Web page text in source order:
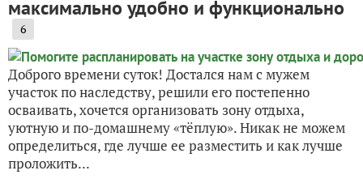
максимально удобно и функционально
6
Доброго времени суток! Достался нам с мужем
участок по наследству, решили его постепенно
осваивать, хочется организовать зону отдыха,
уютную и по-домашнему «тёплую». Никак не можем
определиться, где лучше ее разместить и как лучше
проложить...